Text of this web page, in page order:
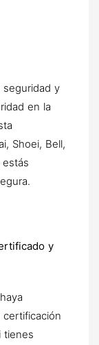
seguridad y
en la
Shoei, Bell,
y
tienes